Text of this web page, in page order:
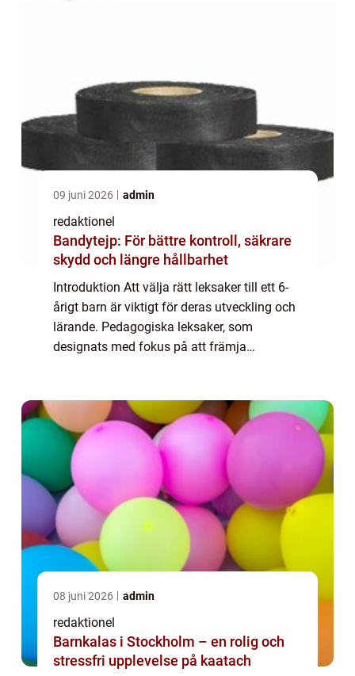
09 juni 2026 admin
redaktionel
Bandytejp: För bättre kontroll, säkrare
skydd och längre hållbarhet
Introduktion Att välja rätt leksaker till ett 6-
årigt barn är viktigt för deras utveckling och
lärande. Pedagogiska leksaker, som
designats med fokus på att främja
08 juni 2026 admin
redaktionel
Barnkalas i Stockholm – en rolig och
stressfri upplevelse på kaatach